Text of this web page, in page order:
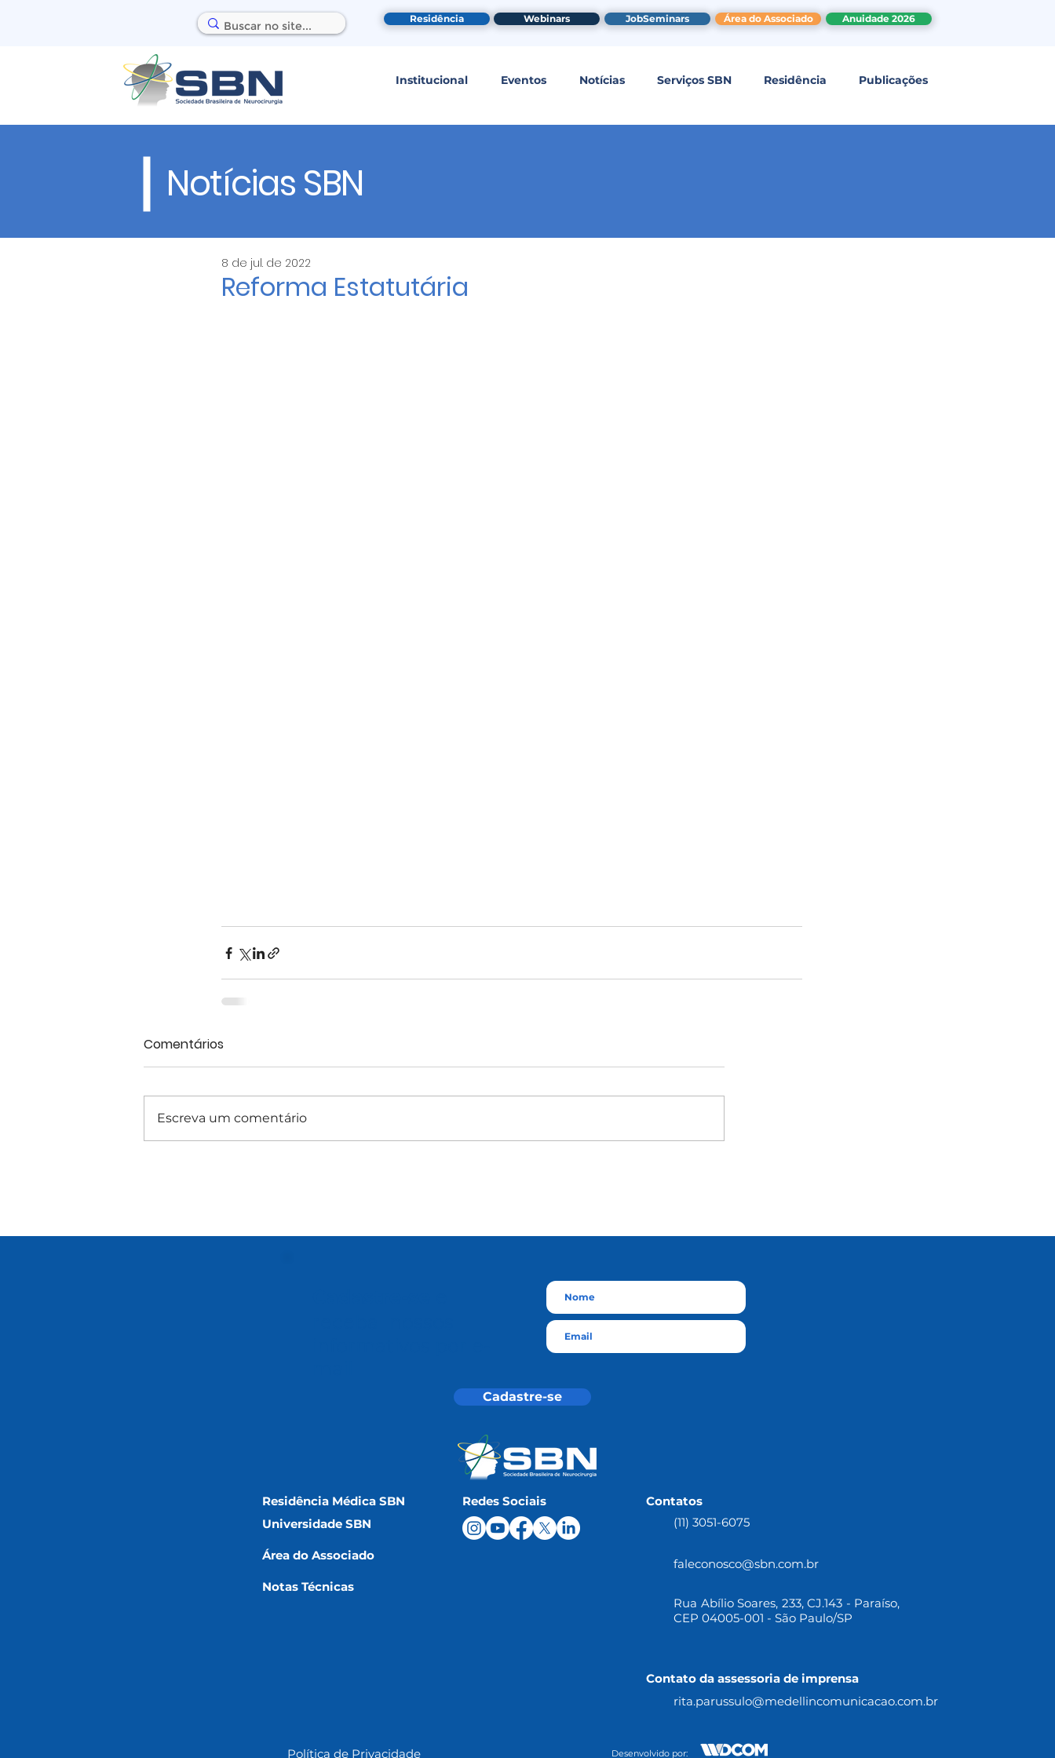
Residência Webinars JobSeminars Área do Associado Anuidade 2026
Institucional Eventos Notícias Serviços SBN Residência Publicações
Notícias SBN
Reforma Estatutária
8 de jul. de 2022
Comentários
Escreva um comentário
Residência Médica SBN
Universidade SBN
Área do Associado
Redes Sociais
Contatos
(11) 3051-6075
faleconosco@sbn.com.br
Notas Técnicas
Rua Abílio Soares, 233, CJ.143 - Paraíso,
CEP 04005-001 - São Paulo/SP
Contato da assessoria de imprensa
Política de Privacidade
rita.parussulo@medellincomunicacao.com.br
Desenvolvido por:
Cadastre-se